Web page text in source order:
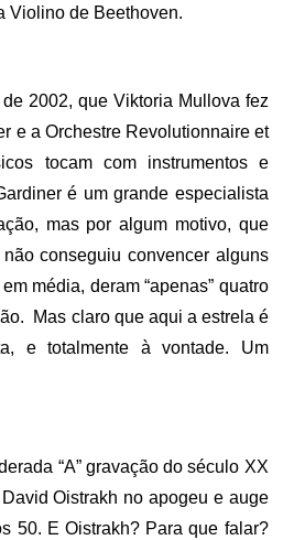
Violino de Beethoven.
2002, que Viktoria Mullova fez
e a Orchestre Revolutionnaire et
tocam com instrumentos e
é um grande especialista
mas por algum motivo, que
conseguiu convencer alguns
média, deram “apenas” quatro
Mas claro que aqui a estrela é
e totalmente à vontade. Um
“A” gravação do século XX
Oistrakh no apogeu e auge
50. E Oistrakh? Para que falar?